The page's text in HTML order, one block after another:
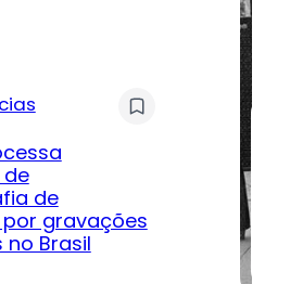
de
gravações
no Brasil